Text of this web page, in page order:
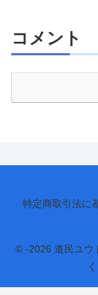
コメント
特定商取引法に
© -2026 道民ユウ